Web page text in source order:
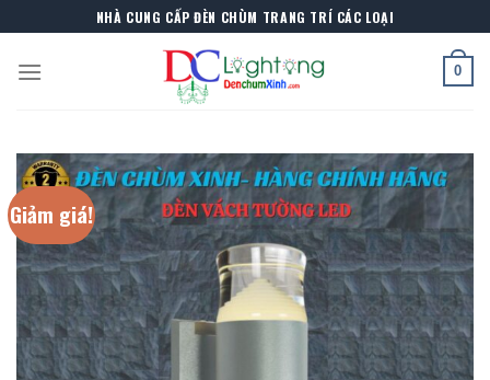
to
content
NHÀ CUNG CẤP ĐÈN CHÙM TRANG TRÍ CÁC LOẠI
0
Giảm giá!